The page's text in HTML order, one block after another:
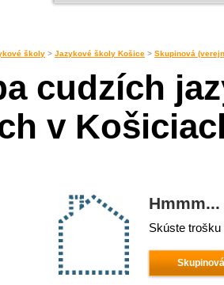
školy > Jazykové školy Košice > Skupinová
cudzích
v
Skúste